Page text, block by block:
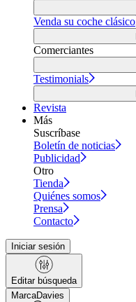
Venda su coche clásico
Comerciantes
Testimonials
Revista
Más
Suscríbase
Boletín de noticias
Publicidad
Otro
Tienda
Quiénes somos
Prensa
Contacto
Iniciar sesión
Editar búsqueda
MarcaDavies